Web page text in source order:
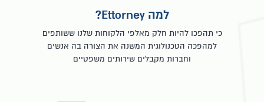
למה Ettorney?
כי תהפכו להיות חלק מאלפי הלקוחות שלנו ששותפים
למהפכה הטכנולוגית המשנה את הצורה בה אנשים
וחברות מקבלים שירותים משפטיים